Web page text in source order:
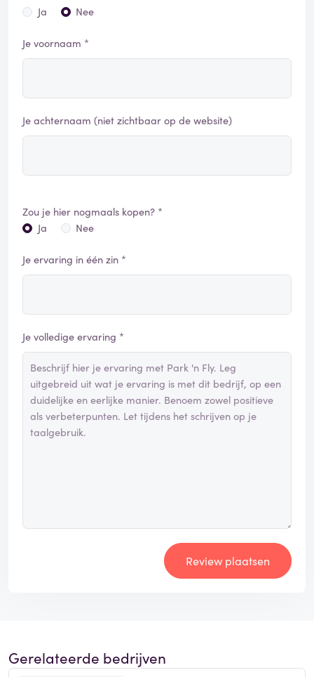
Ja
Nee
Je voornaam *
Je achternaam (niet zichtbaar op de website)
Zou je hier nogmaals kopen? *
Ja
Nee
Je ervaring in één zin *
Je volledige ervaring *
Review plaatsen
Gerelateerde bedrijven